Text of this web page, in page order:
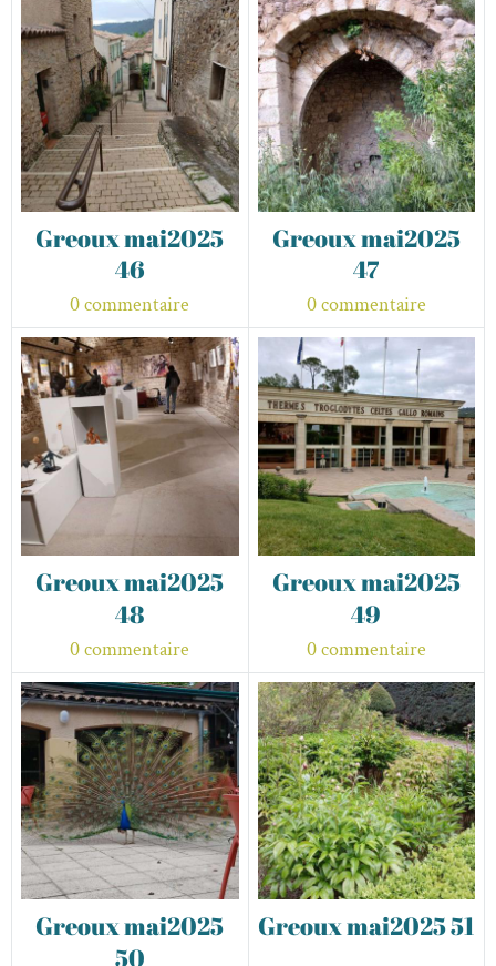
Greoux mai2025
46
0 commentaire
Greoux mai2025
47
0 commentaire
Greoux mai2025
48
0 commentaire
Greoux mai2025
49
0 commentaire
Greoux mai2025
50
Greoux mai2025 51